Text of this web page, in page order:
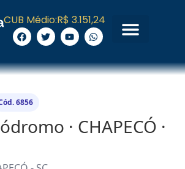
CUB Médio:R$ 3.151,24
6856
· CHAPECÓ ·